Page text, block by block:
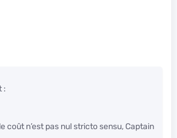
:
coût n’est pas nul stricto sensu, Captain